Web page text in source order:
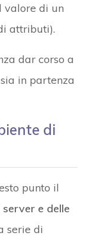
valore di un
attributi).
dar corso a
in partenza
di
punto il
e delle
serie di